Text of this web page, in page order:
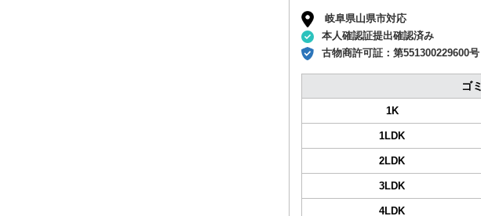
岐阜県山県市対応
本人確認証提出確認済み
古物商許可証： 第551300229600号
ゴ
1K
1LDK
2LDK
3LDK
4LDK